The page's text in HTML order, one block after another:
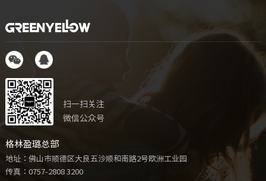
扫一扫关注
微信公众号
格林盈璐总部
地址：佛山市顺德区大良五沙顺和南路2号欧洲工业园
传真：0757-2808 3200